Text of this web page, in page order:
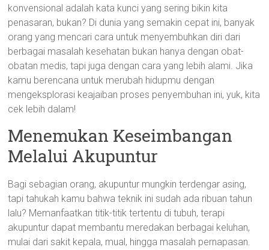
konvensional adalah kata kunci yang sering bikin kita
penasaran, bukan? Di dunia yang semakin cepat ini, banyak
orang yang mencari cara untuk menyembuhkan diri dari
berbagai masalah kesehatan bukan hanya dengan obat-
obatan medis, tapi juga dengan cara yang lebih alami. Jika
kamu berencana untuk merubah hidupmu dengan
mengeksplorasi keajaiban proses penyembuhan ini, yuk, kita
cek lebih dalam!
Menemukan Keseimbangan
Melalui Akupuntur
Bagi sebagian orang, akupuntur mungkin terdengar asing,
tapi tahukah kamu bahwa teknik ini sudah ada ribuan tahun
lalu? Memanfaatkan titik-titik tertentu di tubuh, terapi
akupuntur dapat membantu meredakan berbagai keluhan,
mulai dari sakit kepala, mual, hingga masalah pernapasan.